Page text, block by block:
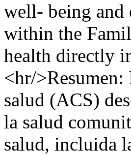
well- being and
within the
health directly
<hr/
salud (ACS)
la salud
salud, incluida